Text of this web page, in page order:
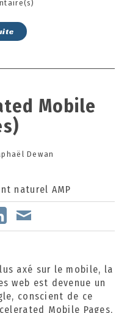
Mobile
Dewan
axé sur le mobile, la
web est devenue un
conscient de ce
Mobile Pages,